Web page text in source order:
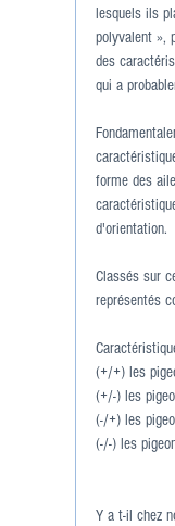
lesquels ils
polyvalent »,
des
qui a
forme des
d'orientation.
Classés sur
représentés
(+/+) les
(+/-) les
(-/+) les
(-/-) les
Y a t-il chez